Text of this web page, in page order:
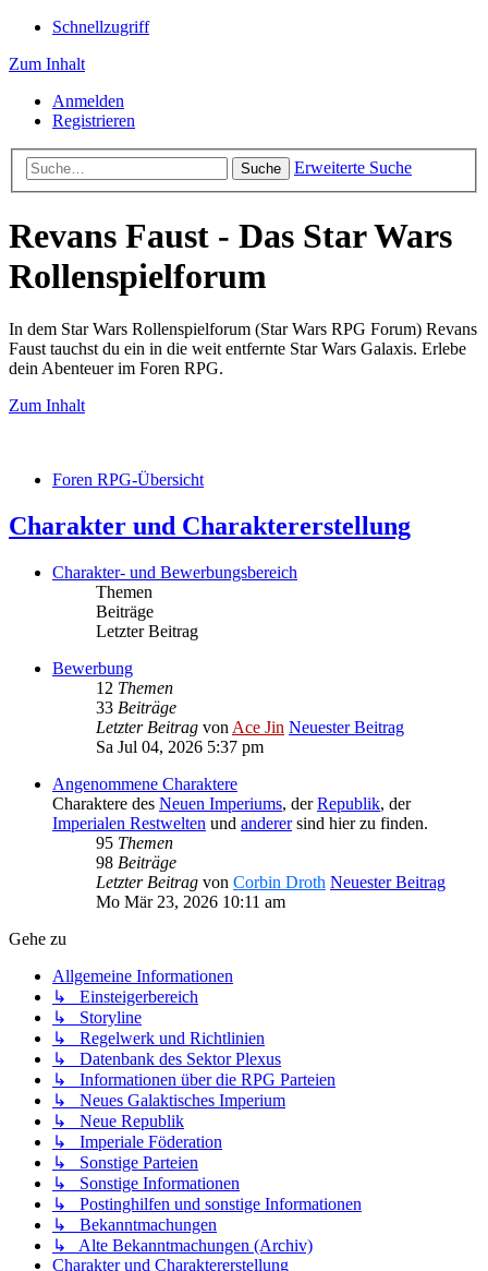
Schnellzugriff
Zum Inhalt
Anmelden
Registrieren
Suche Erweiterte Suche
Revans Faust - Das Star Wars
Rollenspielforum
In dem Star Wars Rollenspielforum (Star Wars RPG Forum) Revans
Faust tauchst du ein in die weit entfernte Star Wars Galaxis. Erlebe
dein Abenteuer im Foren RPG.
Zum Inhalt
Foren RPG-Übersicht
Charakter und Charaktererstellung
Charakter- und Bewerbungsbereich
Themen
Beiträge
Letzter Beitrag
Bewerbung
12 Themen
33 Beiträge
Letzter Beitrag von Ace Jin Neuester Beitrag
Sa Jul 04, 2026 5:37 pm
Angenommene Charaktere
Charaktere des Neuen Imperiums, derRepublik, der
Imperialen Restwelten und anderersind hier zu finden.
95 Themen
98 Beiträge
Letzter Beitrag von Corbin Droth Neuester Beitrag
Mo Mär 23, 2026 10:11 am
Gehe zu
Allgemeine Informationen
↳ Einsteigerbereich
↳ Storyline
↳ Regelwerk und Richtlinien
↳ Datenbank des Sektor Plexus
↳ Informationen über die RPG Parteien
↳ Neues Galaktisches Imperium
↳ Neue Republik
↳ Imperiale Föderation
↳ Sonstige Parteien
↳ Sonstige Informationen
↳ Postinghilfen und sonstige Informationen
↳ Bekanntmachungen
↳ Alte Bekanntmachungen (Archiv)
Charakter und Charaktererstellung